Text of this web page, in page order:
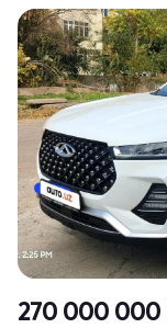
270 000 000